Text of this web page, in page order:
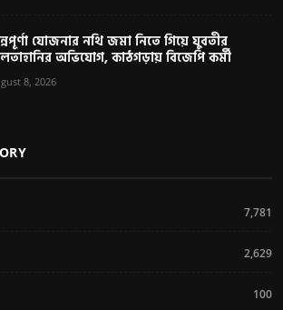
যোজনার নথি জমা নিতে গিয়ে যুবতীর
অভিযোগ, কাঠগড়ায় বিজেপি কর্মী
8, 2026
7,781
2,629
100